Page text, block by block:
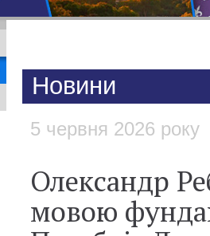
Новини
5 червня 2026 року
​Олександр
мовою